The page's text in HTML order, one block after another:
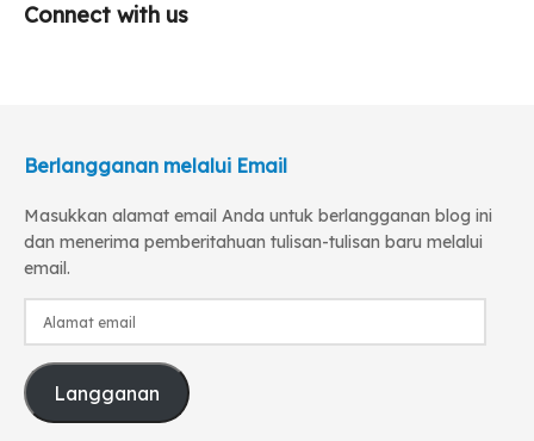
Connect with us
Berlangganan melalui Email
Masukkan alamat email Anda untuk berlangganan blog ini
dan menerima pemberitahuan tulisan-tulisan baru melalui
email.
Langganan